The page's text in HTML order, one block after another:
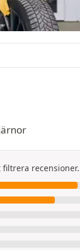
recensioner.